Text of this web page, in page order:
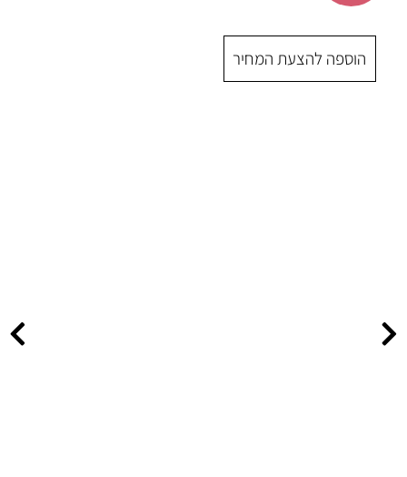
המחיר